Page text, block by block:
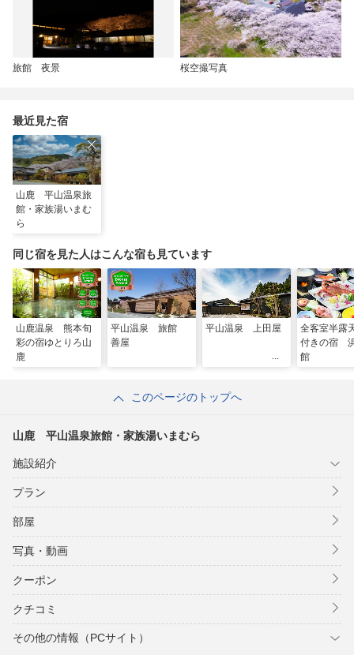
旅館 夜景 桜空撮写真
最近見た宿
山鹿 平山温泉旅
館・家族湯いまむ
ら
同じ宿を見た人はこんな宿も見ています
山鹿温泉 熊本旬
彩の宿ゆとりろ山
鹿
平山温泉 旅館
善屋
平山温泉 上田屋
全客室半露
付きの宿
館
このページのトップへ
山鹿 平山温泉旅館・家族湯いまむら
施設紹介
プラン
部屋
写真・動画
クーポン
クチコミ
その他の情報（PCサイト）